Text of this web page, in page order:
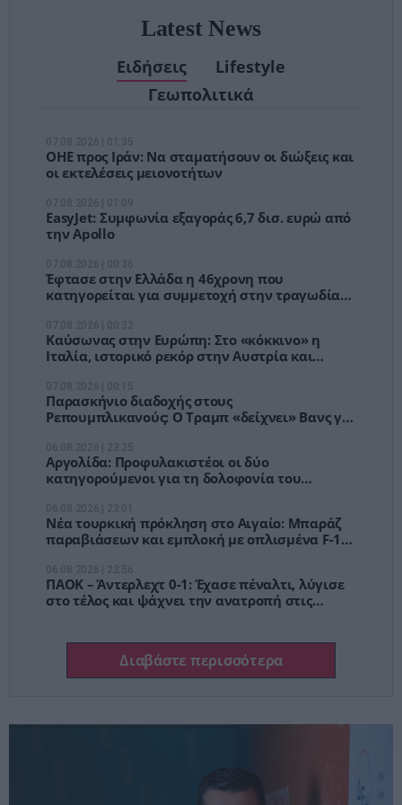
Latest News
Ειδήσεις
Lifestyle
Γεωπολιτικά
ΟΗΕ προς Ιράν: Να σταματήσουν οι διώξεις και
οι εκτελέσεις μειονοτήτων
EasyJet: Συμφωνία εξαγοράς 6,7 δισ. ευρώ από
την Apollo
Έφτασε στην Ελλάδα η 46χρονη που
κατηγορείται για συμμετοχή στην τραγωδία
Καύσωνας στην Ευρώπη: Στο «κόκκινο» η
Ιταλία, ιστορικό ρεκόρ στην Αυστρία και
Παρασκήνιο διαδοχής στους
Ρεπουμπλικανούς: Ο Τραμπ «δείχνει» Βανς για
Αργολίδα: Προφυλακιστέοι οι δύο
κατηγορούμενοι για τη δολοφονία του
Νέα τουρκική πρόκληση στο Αιγαίο: Μπαράζ
παραβιάσεων και εμπλοκή με οπλισμένα F-16
ΠΑΟΚ – Άντερλεχτ 0-1: Έχασε πέναλτι, λύγισε
στο τέλος και ψάχνει την ανατροπή στις
Διαβάστε περισσότερα